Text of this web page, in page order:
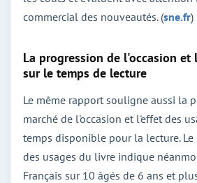
commercial des nouveautés. (sne.fr)
La progression de l'occasion et
sur le temps de lecture
Le même rapport souligne aussi la
marché de l'occasion et l'effet des
temps disponible pour la lecture.
des usages du livre indique
Français sur 10 âgés de 6 ans et